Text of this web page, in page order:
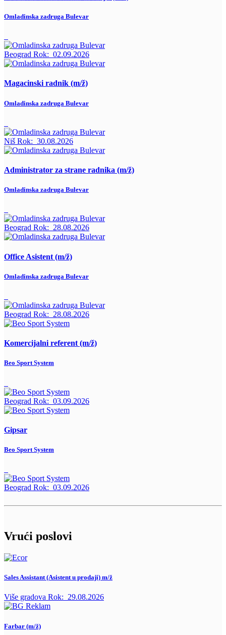
Omladinska zadruga Bulevar
Beograd Rok: 02.09.2026
Magacinski radnik (m/ž)
Omladinska zadruga Bulevar
Niš Rok: 30.08.2026
Administrator za strane radnika (m/ž)
Omladinska zadruga Bulevar
Beograd Rok: 28.08.2026
Office Asistent (m/ž)
Omladinska zadruga Bulevar
Beograd Rok: 28.08.2026
Komercijalni referent (m/ž)
Beo Sport System
Beograd Rok: 03.09.2026
Gipsar
Beo Sport System
Beograd Rok: 03.09.2026
Vrući poslovi
Sales Assistant (Asistent u prodaji) m/ž
Više gradova Rok: 29.08.2026
Farbar (m/ž)